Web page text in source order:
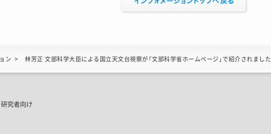
ン 林芳正 文部科学大臣による国立天文台視察が「文部科学省ホームページ」で紹介されました
研究者向け